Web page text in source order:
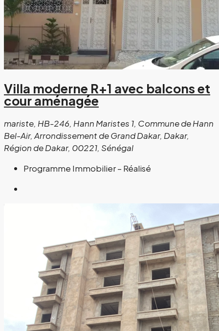
Villa moderne R+1 avec balcons et
cour aménagée
mariste, HB-246, Hann Maristes 1, Commune de Hann
Bel-Air, Arrondissement de Grand Dakar, Dakar,
Région de Dakar, 00221, Sénégal
Programme Immobilier – Réalisé